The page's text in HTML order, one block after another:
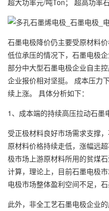
超大功率元/吨Ton； 超高功率
石墨电极降价仍主要受原材料
低位承压的情况下，石墨电极
部分中大型石墨电极企业自主
企业报价相对坚挺。 成本压力
续上涨。 具体分析如下：
1、成本端的持续高压拉动石墨
受正极材料良好市场需求支撑
原材料价格持续走低，涨幅远
极市场上游原材料所用的贫煤
计算，理论上，目前石墨电极
电极市场整体盈利空间不足，
此外，非全工艺石墨电极企业